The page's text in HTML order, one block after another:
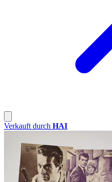
Verkauft durch HAI